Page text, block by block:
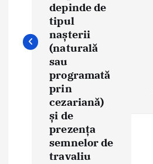
a
v
depinde de
tipul
nașterii
(naturală
sau
programată
prin
cezariană)
și de
prezența
semnelor de
travaliu